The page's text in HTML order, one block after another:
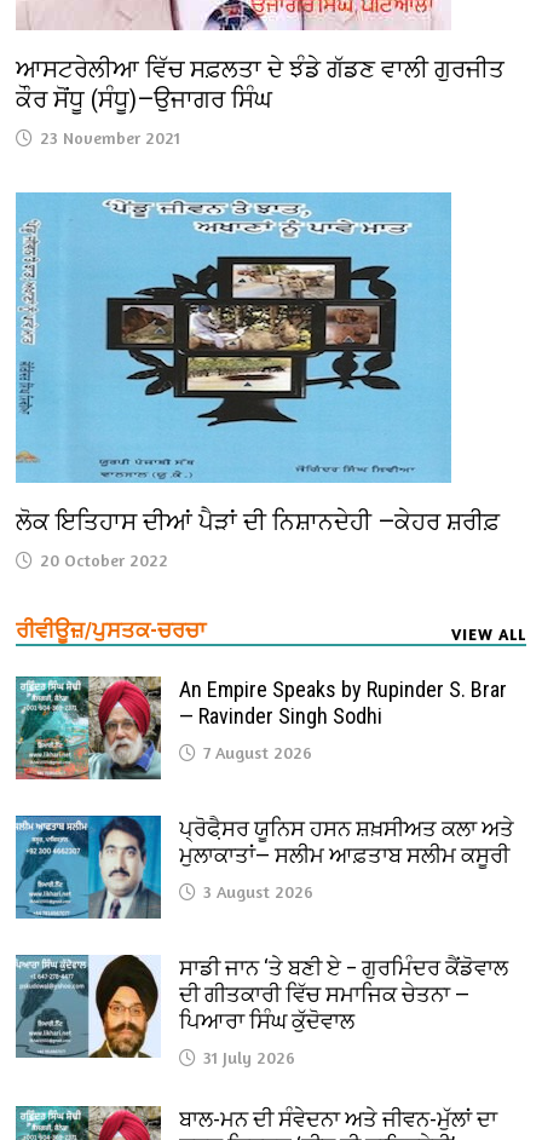
ਆਸਟਰੇਲੀਆ ਵਿੱਚ ਸਫ਼ਲਤਾ ਦੇ ਝੰਡੇ ਗੱਡਣ ਵਾਲੀ ਗੁਰਜੀਤ
ਕੌਰ ਸੋਂਧੂ (ਸੰਧੂ)—ਉਜਾਗਰ ਸਿੰਘ
23 November 2021
ਲੋਕ ਇਤਿਹਾਸ ਦੀਆਂ ਪੈੜਾਂ ਦੀ ਨਿਸ਼ਾਨਦੇਹੀ —ਕੇਹਰ ਸ਼ਰੀਫ਼
20 October 2022
ਰੀਵੀਊਜ਼/ਪੁਸਤਕ-ਚਰਚਾ VIEW ALL
An Empire Speaks by Rupinder S. Brar
— Ravinder Singh Sodhi
7 August 2026
ਪ੍ਰੋਫੈ਼ਸਰ ਯੂਨਿਸ ਹਸਨ ਸ਼ਖ਼ਸੀਅਤ ਕਲਾ ਅਤੇ
ਮੁਲਾਕਾਤਾਂ— ਸਲੀਮ ਆਫ਼ਤਾਬ ਸਲੀਮ ਕਸੂਰੀ
3 August 2026
ਸਾਡੀ ਜਾਨ ‘ਤੇ ਬਣੀ ਏ – ਗੁਰਮਿੰਦਰ ਕੈਂਡੋਵਾਲ
ਦੀ ਗੀਤਕਾਰੀ ਵਿੱਚ ਸਮਾਜਿਕ ਚੇਤਨਾ —
ਪਿਆਰਾ ਸਿੰਘ ਕੁੱਦੋਵਾਲ
31 July 2026
ਬਾਲ-ਮਨ ਦੀ ਸੰਵੇਦਨਾ ਅਤੇ ਜੀਵਨ-ਮੁੱਲਾਂ ਦਾ